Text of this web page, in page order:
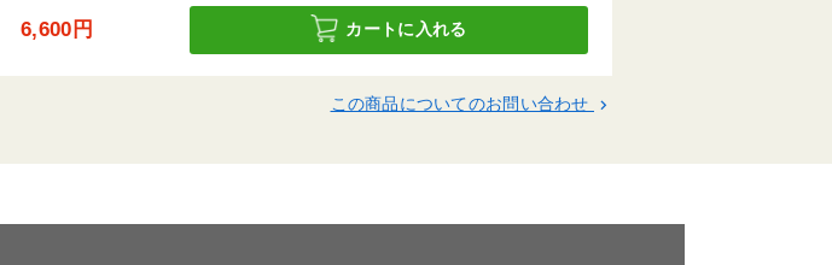
6,600円 カートに入れる
この商品についてのお問い合わせ keyboard_arrow_right